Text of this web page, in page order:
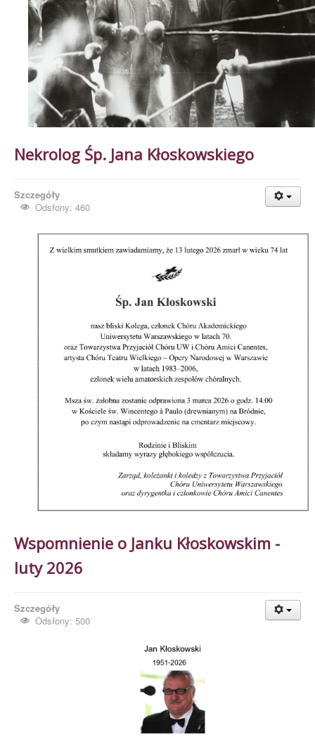
Nekrolog Śp. Jana Kłoskowskiego
Szczegóły
Odsłony: 460
Wspomnienie o Janku Kłoskowskim -
luty 2026
Szczegóły
Odsłony: 500